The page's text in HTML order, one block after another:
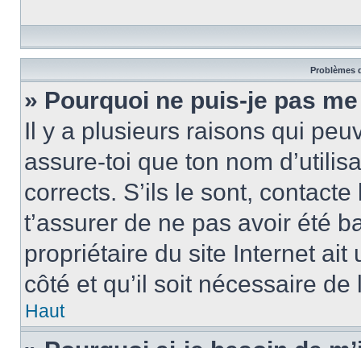
Problèmes
» Pourquoi ne puis-je pas
Il y a plusieurs raisons qui
assure-toi que ton nom
corrects. S’ils le sont,
t’assurer de ne pas avoir été
propriétaire du site Internet
côté et qu’il soit nécessaire de
Haut